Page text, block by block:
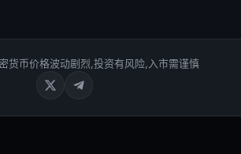
货币价格波动剧烈,投资有风险,入市需谨慎